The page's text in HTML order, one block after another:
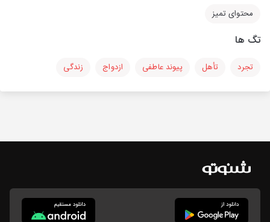
محتوای تمیز
تگ ها
تجرد تأهل پیوند عاطفی ازدواج زندگی